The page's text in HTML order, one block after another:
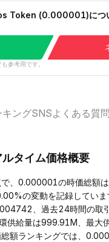
Token (0.000001)につ
参考用です。
キングSNSよくある質問
タイム価格概要
、0.000001の時価総額
の変動を記録してい
、過去24時間の取
供給量は999.91M、最大
額ランキングでは、